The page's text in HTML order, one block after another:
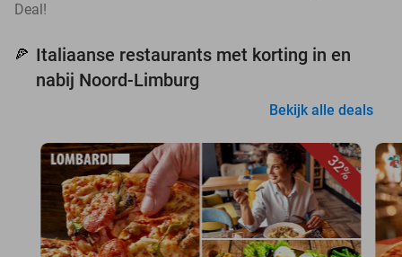
Deal!
🍕 Italiaanse restaurants met korting in en
nabij Noord-Limburg
Bekijk alle deals
32%